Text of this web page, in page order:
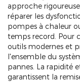
approche
réparer les
pompes à chaleur
temps record. Pour
outils modernes et
l'ensemble du
pannes. La rapidité
garantissent la